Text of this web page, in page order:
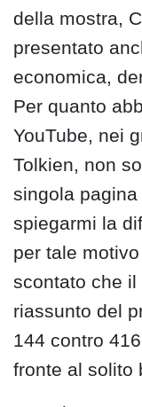
della mostra,
presentato
economica,
Per quanto
YouTube, nei
Tolkien, non
singola
spiegarmi la
per tale
scontato che
riassunto del
144 contro
fronte al solito